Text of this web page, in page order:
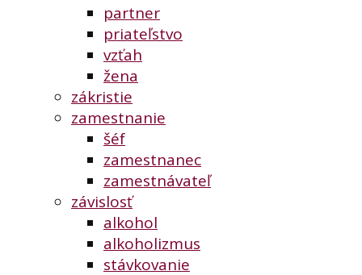
partner
priateľstvo
vzťah
žena
zákristie
zamestnanie
šéf
zamestnanec
zamestnávateľ
závislosť
alkohol
alkoholizmus
stávkovanie